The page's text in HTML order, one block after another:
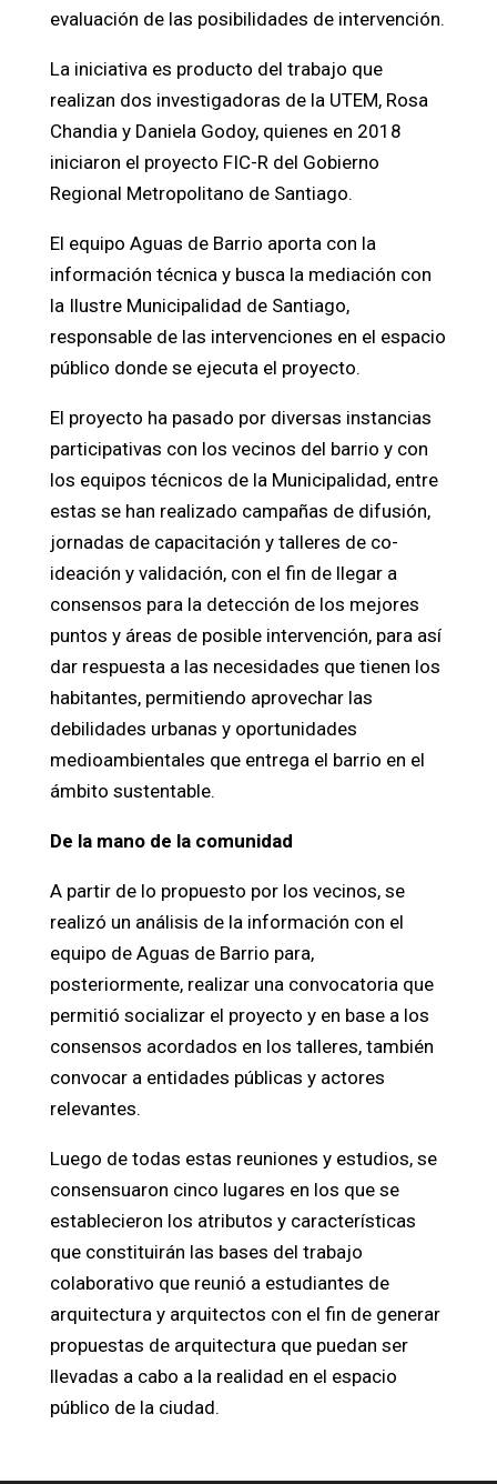
evaluación de las posibilidades de intervención.
La iniciativa es producto del trabajo que
realizan dos investigadoras de la UTEM, Rosa
Chandia y Daniela Godoy, quienes en 2018
iniciaron el proyecto FIC-R del Gobierno
Regional Metropolitano de Santiago.
El equipo Aguas de Barrio aporta con la
información técnica y busca la mediación con
la Ilustre Municipalidad de Santiago,
responsable de las intervenciones en el espacio
público donde se ejecuta el proyecto.
El proyecto ha pasado por diversas instancias
participativas con los vecinos del barrio y con
los equipos técnicos de la Municipalidad, entre
estas se han realizado campañas de difusión,
jornadas de capacitación y talleres de co-
ideación y validación, con el fin de llegar a
consensos para la detección de los mejores
puntos y áreas de posible intervención, para así
dar respuesta a las necesidades que tienen los
habitantes, permitiendo aprovechar las
debilidades urbanas y oportunidades
medioambientales que entrega el barrio en el
ámbito sustentable.
De la mano de la comunidad
A partir de lo propuesto por los vecinos, se
realizó un análisis de la información con el
equipo de Aguas de Barrio para,
posteriormente, realizar una convocatoria que
permitió socializar el proyecto y en base a los
consensos acordados en los talleres, también
convocar a entidades públicas y actores
relevantes.
Luego de todas estas reuniones y estudios, se
consensuaron cinco lugares en los que se
establecieron los atributos y características
que constituirán las bases del trabajo
colaborativo que reunió a estudiantes de
arquitectura y arquitectos con el fin de generar
propuestas de arquitectura que puedan ser
llevadas a cabo a la realidad en el espacio
público de la ciudad.